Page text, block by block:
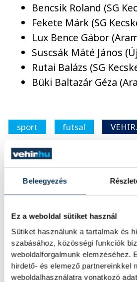
Beleegyezés
Ez a weboldal sütiket használ
Sütiket használunk a tartalmak és
szabásához, közösségi funkciók
weboldalforgalmunk elemzéséhez.
hirdető- és elemező partnereinkkel
weboldalhasználatra vonatkozó
Bencsik Roland (SG
Fekete Márk (SG
Lux Bence Gábor
Suscsák Máté János
Rutai Balázs (SG
Büki Baltazár Géza
sport futsal
magyar futsalválogatott
SZERZŐ
vehir.hu